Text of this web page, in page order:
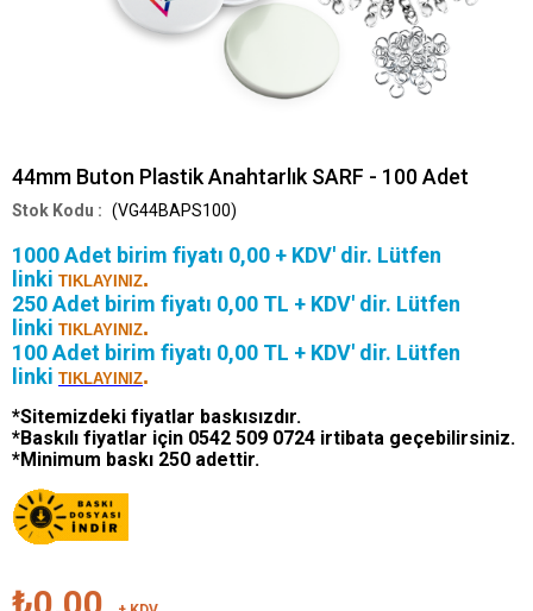
44mm Buton Plastik Anahtarlık SARF - 100 Adet
(VG44BAPS100)
1000 Adet birim fiyatı 0,00 + KDV' dir. Lütfen
linki TIKLAYINIZ.
250 Adet birim fiyatı 0,00 TL + KDV' dir. Lütfen
linki TIKLAYINIZ.
100 Adet birim fiyatı 0,00 TL + KDV' dir. Lütfen
linki TIKLAYINIZ.
*Sitemizdeki fiyatlar baskısızdır.
*Baskılı fiyatlar için 0542 509 0724 irtibata geçebilirsiniz.
*Minimum baskı 250 adettir.